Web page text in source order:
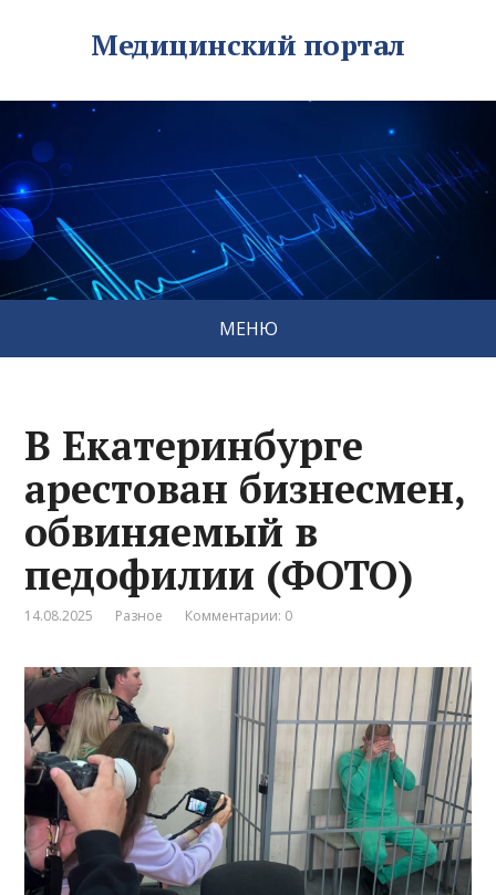
Медицинский портал
МЕНЮ
В Екатеринбурге
арестован бизнесмен,
обвиняемый в
педофилии (ФОТО)
14.08.2025 Разное Комментарии: 0